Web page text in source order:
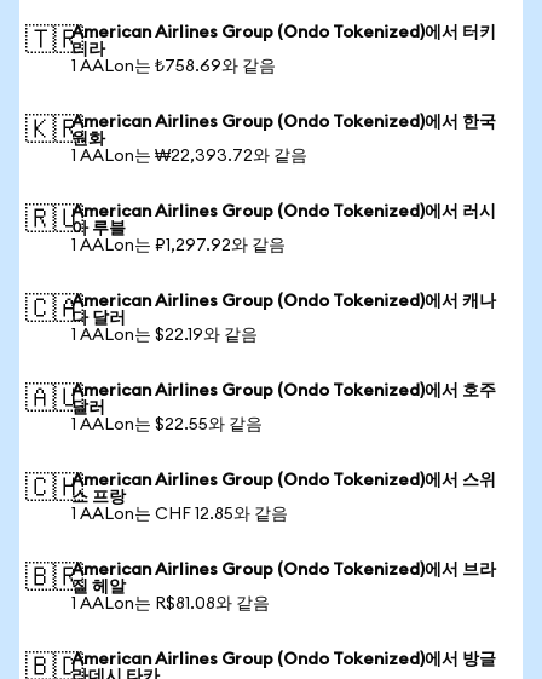
🇹🇷American Airlines Group (Ondo Tokenized)에서 터키
리라
1 AALon는 ₺758.69와 같음
🇰🇷American Airlines Group (Ondo Tokenized)에서 한국
원화
1 AALon는 ₩22,393.72와 같음
🇷🇺American Airlines Group (Ondo Tokenized)에서 러시
아 루블
1 AALon는 ₽1,297.92와 같음
🇨🇦American Airlines Group (Ondo Tokenized)에서 캐나
다 달러
1 AALon는 $22.19와 같음
🇦🇺American Airlines Group (Ondo Tokenized)에서 호주
달러
1 AALon는 $22.55와 같음
🇨🇭American Airlines Group (Ondo Tokenized)에서 스위
스 프랑
1 AALon는 CHF 12.85와 같음
🇧🇷American Airlines Group (Ondo Tokenized)에서 브라
질 헤알
1 AALon는 R$81.08와 같음
🇧🇩American Airlines Group (Ondo Tokenized)에서 방글